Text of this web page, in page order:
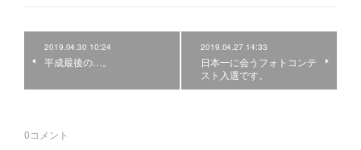
2019.04.30 10:24
平成最後の…。
2019.04.27 14:33
日本一に会うフォトコンテ
スト入選です。
0コメント